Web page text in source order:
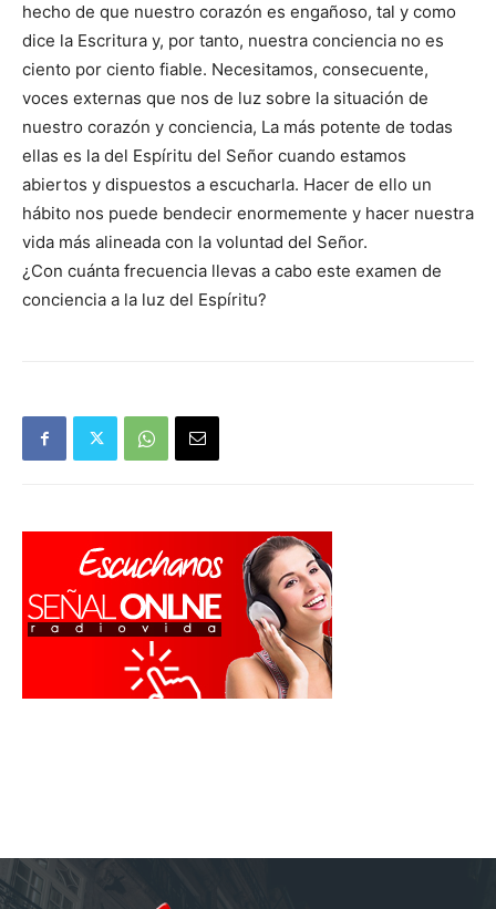
hecho de que nuestro corazón es engañoso, tal y como
dice la Escritura y, por tanto, nuestra conciencia no es
ciento por ciento fiable. Necesitamos, consecuente,
voces externas que nos de luz sobre la situación de
nuestro corazón y conciencia, La más potente de todas
ellas es la del Espíritu del Señor cuando estamos
abiertos y dispuestos a escucharla. Hacer de ello un
hábito nos puede bendecir enormemente y hacer nuestra
vida más alineada con la voluntad del Señor.
¿Con cuánta frecuencia llevas a cabo este examen de
conciencia a la luz del Espíritu?